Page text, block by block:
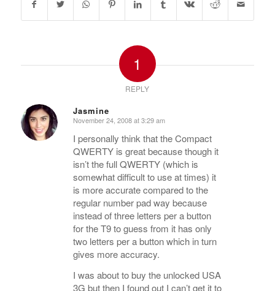
1
REPLY
Jasmine
says:
November 24, 2008 at 3:29 am
I personally think that the Compact
QWERTY is great because though it
isn’t the full QWERTY (which is
somewhat difficult to use at times) it
is more accurate compared to the
regular number pad way because
instead of three letters per a button
for the T9 to guess from it has only
two letters per a button which in turn
gives more accuracy.
I was about to buy the unlocked USA
3G but then I found out I can’t get it to